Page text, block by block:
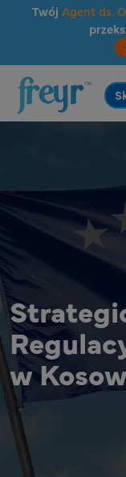
Przejdź do głównej
Twój Agent ds.
.
w